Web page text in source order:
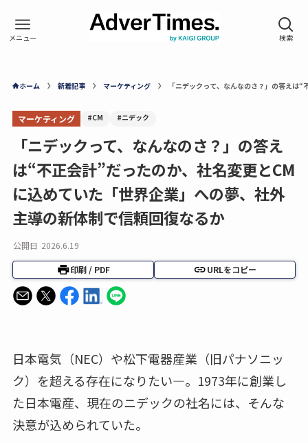
ホーム 新着記事 マーケティング 「ニデックって、なんなのさ？」の答えは
マーケティング #CM #ニデック
「ニデックって、なんなのさ？」の答え
は“不正会計”だったのか、社名変更とCM
に込めていた「世界企業」への夢、社外
主導の新体制で信頼回復なるか
公開日 2026.6.19
印刷 / PDF URLをコピー
日本電気（NEC）や松下電器産業（旧パナソニッ
ク）を超える存在になりたい―。1973年に創業し
た日本電産、現在のニデックの社名には、そんな
決意が込められていた。